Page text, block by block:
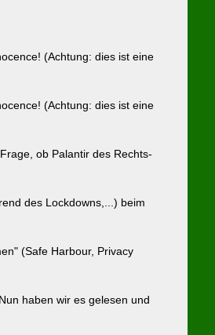
(Achtung: dies ist eine
(Achtung: dies ist eine
ob Palantir des Rechts-
des Lockdowns,...) beim
(Safe Harbour, Privacy
haben wir es gelesen und